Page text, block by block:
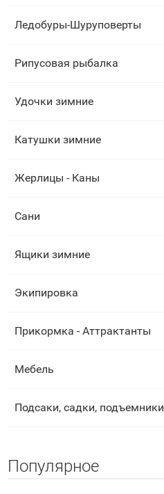
Ледобуры-Шуруповерты
Рипусовая рыбалка
Удочки зимние
Катушки зимние
Жерлицы - Каны
Сани
Ящики зимние
Экипировка
Прикормка - Аттрактанты
Мебель
Подсаки, садки, подъемники
Популярное